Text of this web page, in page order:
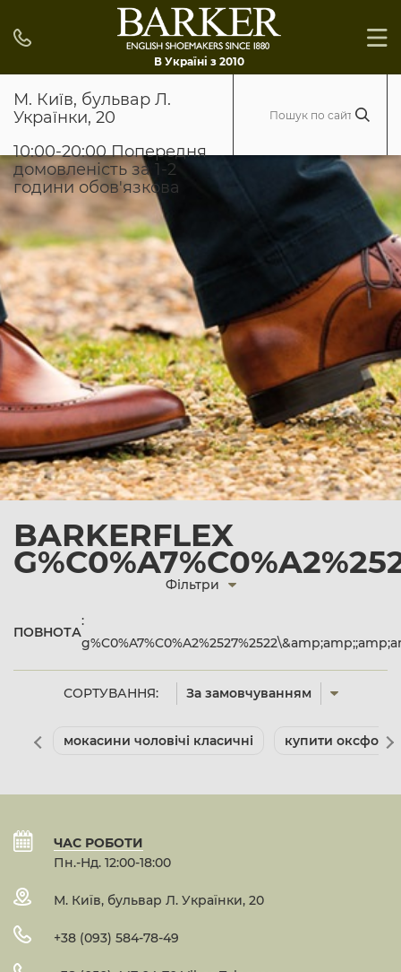
В Україні з 2010
М. Київ, бульвар Л.
Українки, 20
10:00-20:00 Попередня
домовленість за 1-2
години обов'язкова
BARKERFLEX
СОРТУВАННЯ: За замовчуванням
Фільтри
ПОВНОТА
:
мокасини чоловічі класичні купити
ЧАС РОБОТИ
Пн.-Нд. 12:00-18:00
М. Київ, бульвар Л. Українки, 20
+38 (093) 584-78-49